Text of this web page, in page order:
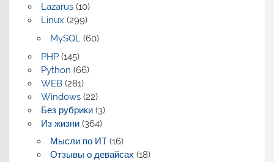
Lazarus(10)
Linux (299)
MySQL(60)
PHP(145)
Python (66)
WEB(281)
Windows(22)
Без рубрики(3)
Из жизни(364)
Мысли по ИТ(16)
Отзывы о девайсах (18)